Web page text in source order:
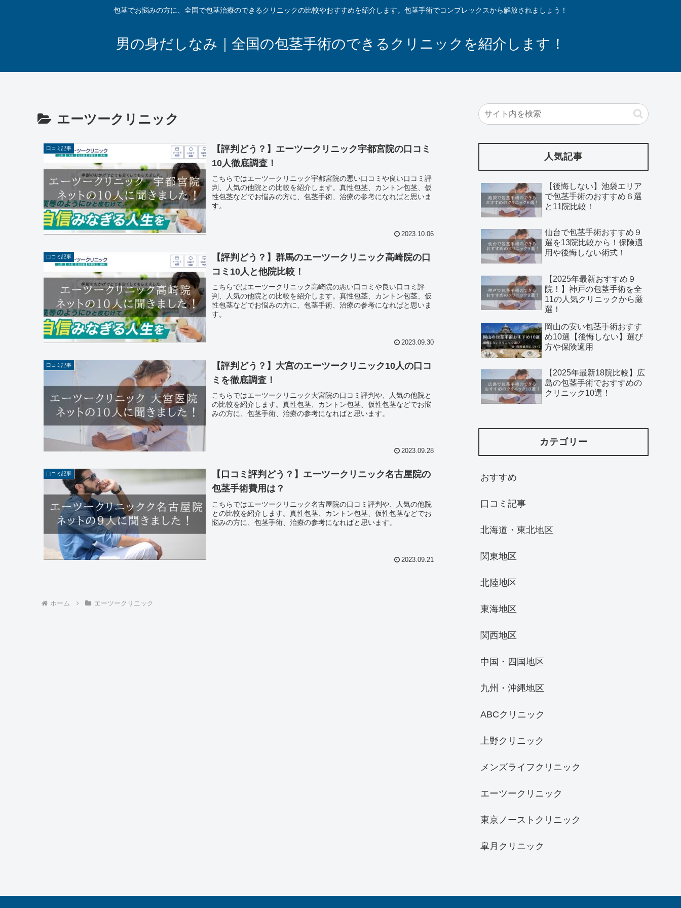
包茎でお悩みの方に、全国で包茎治療のできるクリニックの比較やおすすめを紹介します。包茎手術でコンプレックスから解放されましょう！
男の身だしなみ｜全国の包茎手術のできるクリニックを紹介します！
エーツークリニック
口コミ記事
【評判どう？】エーツークリニック宇都宮院の口コミ
10人徹底調査！
こちらではエーツークリニック宇都宮院の悪い口コミや良い口コミ評
判、人気の他院との比較を紹介します。真性包茎、カントン包茎、仮
性包茎などでお悩みの方に、包茎手術、治療の参考になればと思いま
す。
2023.10.06
口コミ記事
【評判どう？】群馬のエーツークリニック高崎院の口
コミ10人と他院比較！
こちらではエーツークリニック高崎院の悪い口コミや良い口コミ評
判、人気の他院との比較を紹介します。真性包茎、カントン包茎、仮
性包茎などでお悩みの方に、包茎手術、治療の参考になればと思いま
す。
2023.09.30
口コミ記事
【評判どう？】大宮のエーツークリニック10人の口コ
ミを徹底調査！
こちらではエーツークリニック大宮院の口コミ評判や、人気の他院と
の比較を紹介します。真性包茎、カントン包茎、仮性包茎などでお悩
みの方に、包茎手術、治療の参考になればと思います。
2023.09.28
口コミ記事
【口コミ評判どう？】エーツークリニック名古屋院の
包茎手術費用は？
こちらではエーツークリニック名古屋院の口コミ評判や、人気の他院
との比較を紹介します。真性包茎、カントン包茎、仮性包茎などでお
悩みの方に、包茎手術、治療の参考になればと思います。
2023.09.21
ホーム エーツークリニック
人気記事
【後悔しない】池袋エリア
で包茎手術のおすすめ６選
と11院比較！
仙台で包茎手術おすすめ９
選を13院比較から！保険適
用や後悔しない術式！
【2025年最新おすすめ９
院！】神戸の包茎手術を全
11の人気クリニックから厳
選！
岡山の安い包茎手術おすす
め10選【後悔しない】選び
方や保険適用
【2025年最新18院比較】広
島の包茎手術でおすすめの
クリニック10選！
カテゴリー
おすすめ
口コミ記事
北海道・東北地区
関東地区
北陸地区
東海地区
関西地区
中国・四国地区
九州・沖縄地区
ABCクリニック
上野クリニック
メンズライフクリニック
エーツークリニック
東京ノーストクリニック
皐月クリニック